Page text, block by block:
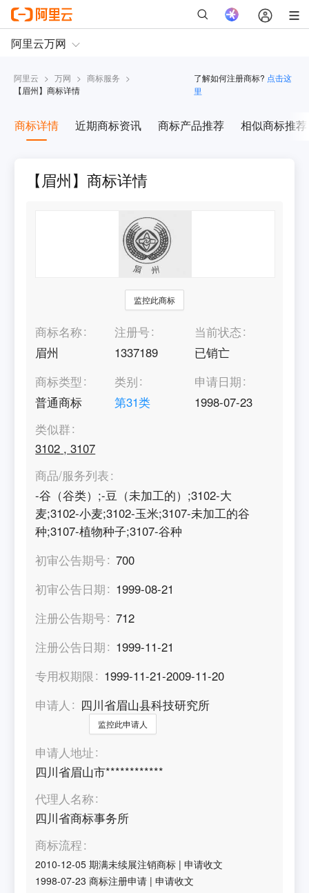
阿里云 > 万网 > 商标服务 >
【眉州】商标详情
了解如何注册商标? 点击这
里
商标详情 近期商标资讯 商标产品推荐 相似商标推荐
【眉州】商标详情
监控此商标
商标名称
眉州
注册号
1337189
当前状态
已销亡
商标类型
普通商标
类别
第31类
申请日期
1998-07-23
类似群
3102 ,3107
商品/服务列表
-谷（谷类）;-豆（未加工的）;3102-大
麦;3102-小麦;3102-玉米;3107-未加工的谷
种;3107-植物种子;3107-谷种
初审公告期号
700
初审公告日期
1999-08-21
注册公告期号
712
注册公告日期
1999-11-21
专用权期限
1999-11-21-2009-11-20
申请人
四川省眉山县科技研究所
监控此申请人
申请人地址
四川省眉山市************
代理人名称
四川省商标事务所
商标流程
2010-12-05 期满未续展注销商标 |申请收文
1998-07-23 商标注册申请 |申请收文